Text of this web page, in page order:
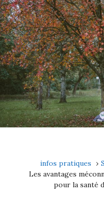
infos pratiques
Les avantages
pour la santé